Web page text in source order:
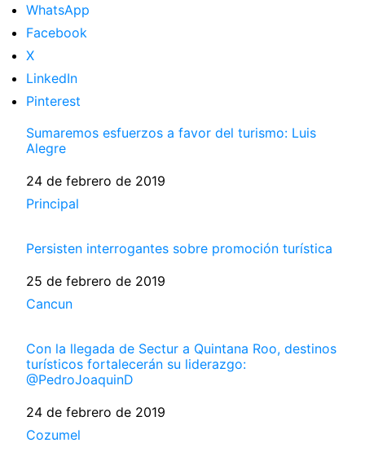
WhatsApp
Facebook
X
LinkedIn
Pinterest
Sumaremos esfuerzos a favor del turismo: Luis
Alegre
Fecha
24 de febrero de 2019
Respecto a
Principal
Persisten interrogantes sobre promoción turística
Fecha
25 de febrero de 2019
Respecto a
Cancun
Con la llegada de Sectur a Quintana Roo, destinos
turísticos fortalecerán su liderazgo:
@PedroJoaquinD
Fecha
24 de febrero de 2019
Respecto a
Cozumel